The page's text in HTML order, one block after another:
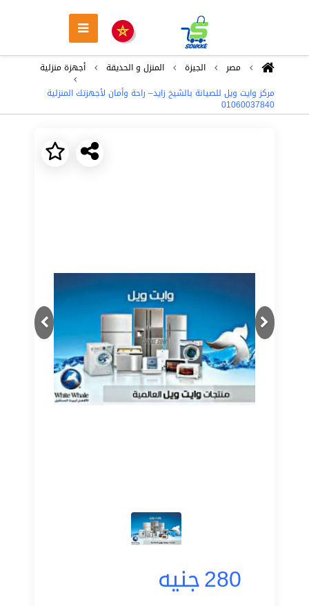
مصر الجيزة المنزل و الحديقة
أجهزة منزلية
مركز وايت ويل للصيانة بالشيخ زايد– راحة وأمان لأجهزتك المنزلية
01060037840
Previous
Next
280جنيه